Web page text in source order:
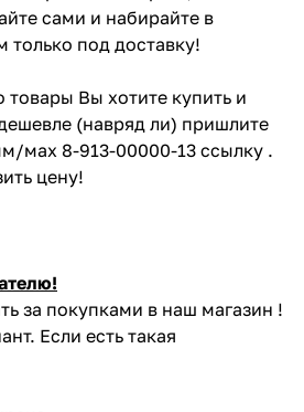
сами и набирайте в
только под доставку!
товары Вы хотите купить и
(навряд ли) пришлите
мах 8-913-00000-13 ссылку .
цену!
за покупками в наш магазин !
Если есть такая